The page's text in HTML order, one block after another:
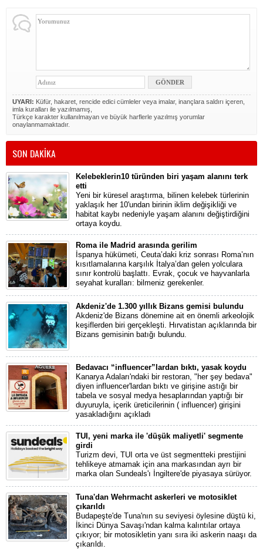
UYARI: Küfür, hakaret, rencide edici cümleler veya imalar, inançlara saldırı içeren,
imla kuralları ile yazılmamış,
Türkçe karakter kullanılmayan ve büyük harflerle yazılmış yorumlar
onaylanmamaktadır.
SON DAKİKA
Kelebeklerin10 türünden biri yaşam alanını terk
etti
Yeni bir küresel araştırma, bilinen kelebek türlerinin
yaklaşık her 10'undan birinin iklim değişikliği ve
habitat kaybı nedeniyle yaşam alanını değiştirdiğini
ortaya koydu.
Roma ile Madrid arasında gerilim
İspanya hükümeti, Ceuta’daki kriz sonrası Roma’nın
kısıtlamalarına karşılık İtalya’dan gelen yolculara
sınır kontrolü başlattı. Evrak, çocuk ve hayvanlarla
seyahat kuralları: bilmeniz gerekenler.
Akdeniz'de 1.300 yıllık Bizans gemisi bulundu
Akdeniz'de Bizans dönemine ait en önemli arkeolojik
keşiflerden biri gerçekleşti. Hırvatistan açıklarında bir
Bizans gemisinin batığı bulundu.
Bedavacı “influencer”lardan bıktı, yasak koydu
Kanarya Adaları'ndaki bir restoran, "her şey bedava"
diyen influencer'lardan bıktı ve girişine astığı bir
tabela ve sosyal medya hesaplarından yaptığı bir
duyuruyla, içerik üreticilerinin ( influencer) girişini
yasakladığını açıkladı
TUI, yeni marka ile 'düşük maliyetli' segmente
girdi
Turizm devi, TUI orta ve üst segmentteki prestijini
tehlikeye atmamak için ana markasından ayrı bir
marka olan Sundeals'ı İngiltere'de piyasaya sürüyor.
Tuna'dan Wehrmacht askerleri ve motosiklet
çıkarıldı
Budapeşte'de Tuna'nın su seviyesi öylesine düştü ki,
İkinci Dünya Savaşı'ndan kalma kalıntılar ortaya
çıkıyor; bir motosikletin yanı sıra iki askerin naaşı da
çıkarıldı.